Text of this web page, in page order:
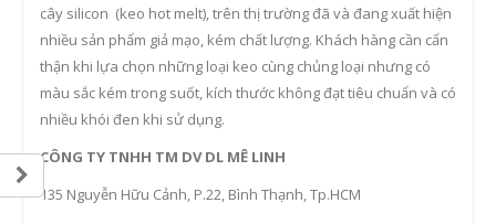
cây silicon (keo hot melt), trên thị trường đã và đang xuất hiện
nhiều sản phẩm giả mạo, kém chất lượng. Khách hàng cần cẩn
thận khi lựa chọn những loại keo cùng chủng loại nhưng có
màu sắc kém trong suốt, kích thước không đạt tiêu chuẩn và có
nhiều khói đen khi sử dụng.
CÔNG TY TNHH TM DV DL MÊ LINH
135 Nguyễn Hữu Cảnh, P.22, Bình Thạnh, Tp.HCM